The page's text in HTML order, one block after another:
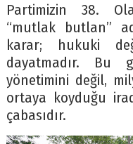
Partimizin 38.
“mutlak butlan”
karar; hukuki
dayatmadır. Bu
yönetimini değil,
ortaya koyduğu
çabasıdır.